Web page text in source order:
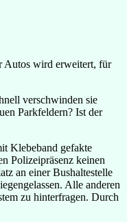
Autos wird erweitert, für
verschwinden sie
Parkfeldern? Ist der
Klebeband gefakte
Polizeipräsenz keinen
an einer Bushaltestelle
Alle anderen
zu hinterfragen. Durch